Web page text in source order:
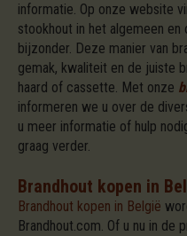
informatie. Op onze website
stookhout in het algemeen en
bijzonder. Deze manier van
gemak, kwaliteit en de juiste
haard of cassette. Met onze
informeren we u over de
u meer informatie of hulp
graag verder.
Brandhout kopen in
Brandhout kopen in België
Brandhout.com. Of u nu in de